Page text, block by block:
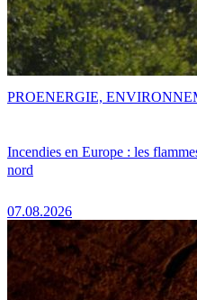
Incendies en Europe : les
nord
07.08.2026
PROENERGIE,